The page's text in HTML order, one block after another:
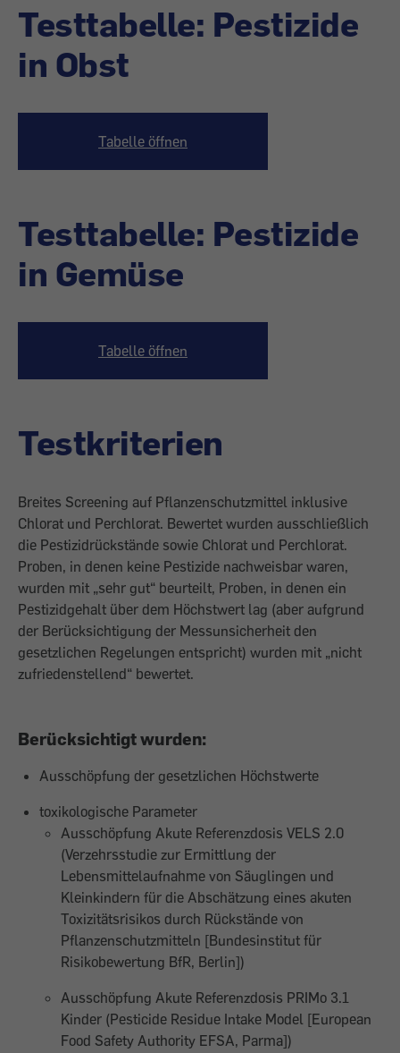
Testtabelle: Pestizide
in Obst
Tabelle öffnen
Testtabelle: Pestizide
in Gemüse
Tabelle öffnen
Testkriterien
Breites Screening auf Pflanzenschutzmittel inklusive
Chlorat und Perchlorat. Bewertet wurden ausschließlich
die Pestizidrückstände sowie Chlorat und Perchlorat.
Proben, in denen keine Pestizide nachweisbar waren,
wurden mit „sehr gut“ beurteilt, Proben, in denen ein
Pestizidgehalt über dem Höchstwert lag (aber aufgrund
der Berücksichtigung der Messunsicherheit den
gesetzlichen Regelungen entspricht) wurden mit „nicht
zufriedenstellend“ bewertet.
Berücksichtigt wurden:
Ausschöpfung der gesetzlichen Höchstwerte
toxikologische Parameter
Ausschöpfung Akute Referenzdosis VELS 2.0
(Verzehrsstudie zur Ermittlung der
Lebensmittelaufnahme von Säuglingen und
Kleinkindern für die Abschätzung eines akuten
Toxizitätsrisikos durch Rückstände von
Pflanzenschutzmitteln [Bundesinstitut für
Risikobewertung BfR, Berlin])
Ausschöpfung Akute Referenzdosis PRIMo 3.1
Kinder (Pesticide Residue Intake Model [European
Food Safety Authority EFSA, Parma])